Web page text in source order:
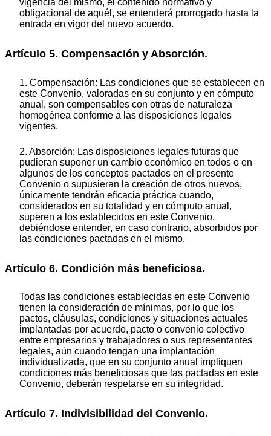
vigencia del mismo, el contenido normativo y
obligacional de aquél, se entenderá prorrogado hasta la
entrada en vigor del nuevo acuerdo.
Artículo 5. Compensación y Absorción.
1. Compensación: Las condiciones que se establecen en
este Convenio, valoradas en su conjunto y en cómputo
anual, son compensables con otras de naturaleza
homogénea conforme a las disposiciones legales
vigentes.
2. Absorción: Las disposiciones legales futuras que
pudieran suponer un cambio económico en todos o en
algunos de los conceptos pactados en el presente
Convenio o supusieran la creación de otros nuevos,
únicamente tendrán eficacia práctica cuando,
considerados en su totalidad y en cómputo anual,
superen a los establecidos en este Convenio,
debiéndose entender, en caso contrario, absorbidos por
las condiciones pactadas en el mismo.
Artículo 6. Condición más beneficiosa.
Todas las condiciones establecidas en este Convenio
tienen la consideración de mínimas, por lo que los
pactos, cláusulas, condiciones y situaciones actuales
implantadas por acuerdo, pacto o convenio colectivo
entre empresarios y trabajadores o sus representantes
legales, aún cuando tengan una implantación
individualizada, que en su conjunto anual impliquen
condiciones más beneficiosas que las pactadas en este
Convenio, deberán respetarse en su integridad.
Artículo 7. Indivisibilidad del Convenio.